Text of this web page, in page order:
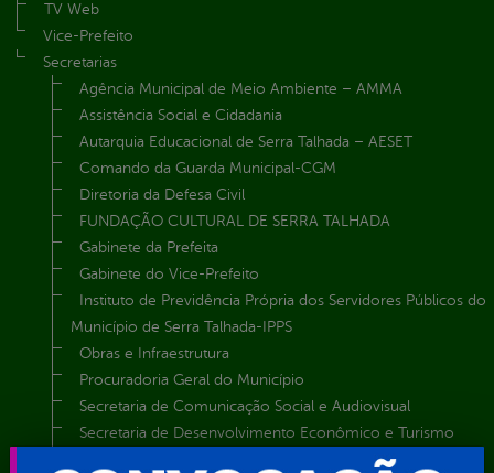
TV Web
Vice-Prefeito
Secretarias
Agência Municipal de Meio Ambiente – AMMA
Assistência Social e Cidadania
Autarquia Educacional de Serra Talhada – AESET
Comando da Guarda Municipal-CGM
Diretoria da Defesa Civil
FUNDAÇÃO CULTURAL DE SERRA TALHADA
Gabinete da Prefeita
Gabinete do Vice-Prefeito
Instituto de Previdência Própria dos Servidores Públicos do
Município de Serra Talhada-IPPS
Obras e Infraestrutura
Procuradoria Geral do Município
Secretaria de Comunicação Social e Audiovisual
Secretaria de Desenvolvimento Econômico e Turismo
Secretaria de Iluminação Pública e Energia Elétrica